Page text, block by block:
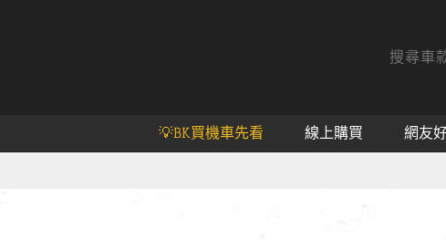
搜尋車
💡BK買機車先看 線上購買 網友